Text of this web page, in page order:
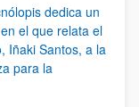
dedica un
el que relata el
Iñaki Santos, a la
para la